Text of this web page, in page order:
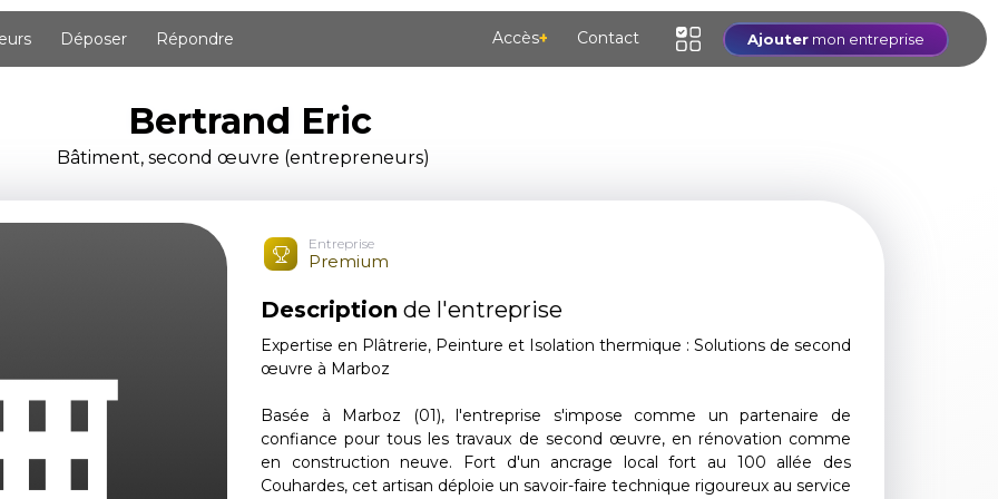
Déposer Répondre Accès+ Contact Ajouter mon entreprise
Bertrand Eric
Bâtiment, second œuvre (entrepreneurs)
Entreprise
Premium
Description de l'entreprise
Expertise en Plâtrerie, Peinture et Isolation thermique : Solutions de second
œuvre à Marboz
Basée à Marboz (01), l'entreprise s'impose comme un partenaire de
confiance pour tous les travaux de second œuvre, en rénovation comme
en construction neuve. Fort d'un ancrage local fort au 100 allée des
Couhardes, cet artisan déploie un savoir-faire technique rigoureux au service